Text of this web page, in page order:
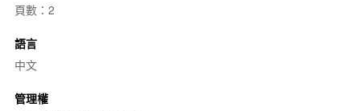
頁數：2
語言
中文
管理權